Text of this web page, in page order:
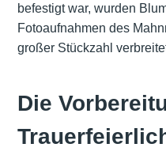
befestigt war, wurden
Fotoaufnahmen des
großer Stückzahl
Die